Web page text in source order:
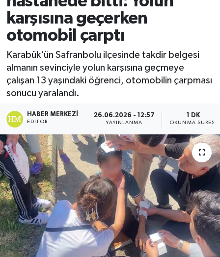
karşısına geçerken
otomobil çarptı
Karabük'ün Safranbolu ilçesinde takdir belgesi
almanın sevinciyle yolun karşısına geçmeye
çalışan 13 yaşındaki öğrenci, otomobilin çarpması
sonucu yaralandı.
HABER MERKEZI
EDITÖR
26.06.2026 - 12:57
YAYINLANMA
1 DK
OKUNMA SÜRESI
Ekonomi
Sağlık
Tokat Haber